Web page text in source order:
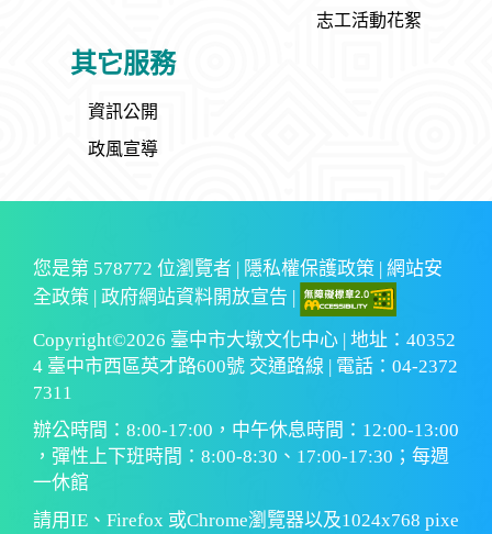
志工活動花絮
其它服務
資訊公開
政風宣導
您是第 578772 位瀏覽者 | 隱私權保護政策 | 網站安
全政策
政府網站資料開放宣告
Copyright©2026 臺中市大墩文化中心 | 地址：40352
4 臺中市西區英才路600號 交通路線 | 電話：04-2372
7311
辦公時間：8:00-17:00，中午休息時間：12:00-13:00
，彈性上下班時間：8:00-8:30、17:00-17:30；每週
一休館
請用IE、Firefox 或Chrome瀏覽器以及1024x768 pixe